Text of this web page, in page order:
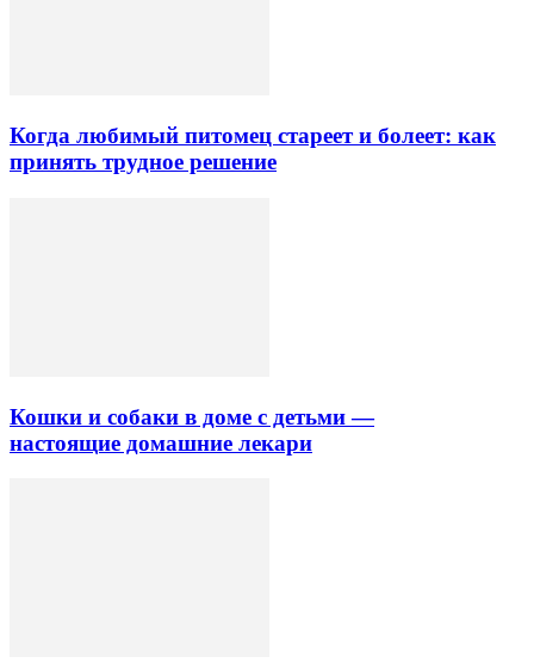
Когда любимый питомец стареет и болеет: как
принять трудное решение
Кошки и собаки в доме с детьми —
настоящие домашние лекари